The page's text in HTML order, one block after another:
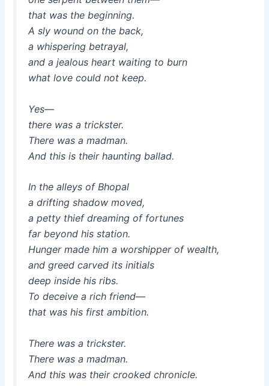
that was the beginning.
A sly wound on the back,
a whispering betrayal,
and a jealous heart waiting to burn
what love could not keep.
Yes—
there was a trickster.
There was a madman.
And this is their haunting ballad.
In the alleys of Bhopal
a drifting shadow moved,
a petty thief dreaming of fortunes
far beyond his station.
Hunger made him a worshipper of wealth,
and greed carved its initials
deep inside his ribs.
To deceive a rich friend—
that was his first ambition.
There was a trickster.
There was a madman.
And this was their crooked chronicle.